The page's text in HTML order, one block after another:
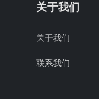
关于我们
关于我们
联系我们